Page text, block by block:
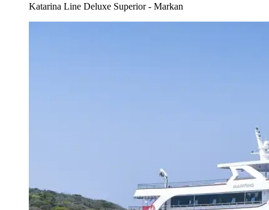
Katarina Line Deluxe Superior - Markan